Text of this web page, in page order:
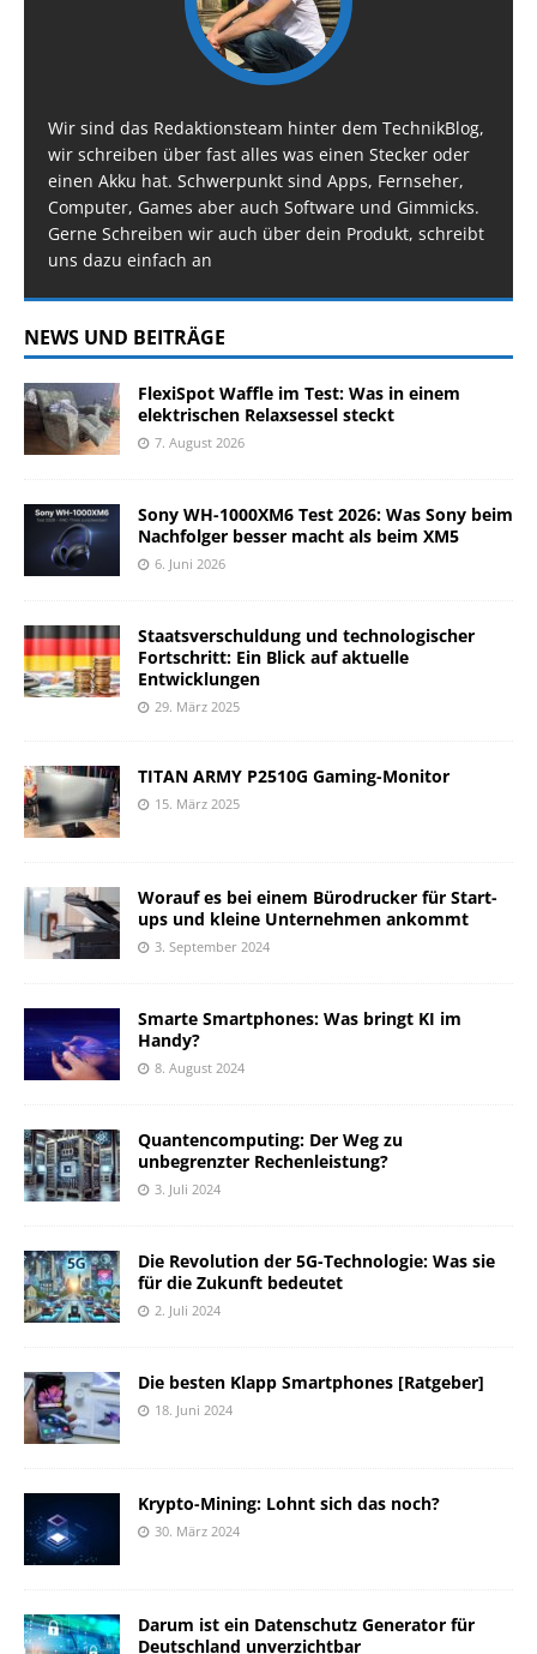
Wir sind das Redaktionsteam hinter dem TechnikBlog,
wir schreiben über fast alles was einen Stecker oder
einen Akku hat. Schwerpunkt sind Apps, Fernseher,
Computer, Games aber auch Software und Gimmicks.
Gerne Schreiben wir auch über dein Produkt, schreibt
uns dazu einfach an
NEWS UND BEITRÄGE
FlexiSpot Waffle im Test: Was in einem
elektrischen Relaxsessel steckt
7. August 2026
Sony WH-1000XM6 Test 2026: Was Sony beim
Nachfolger besser macht als beim XM5
6. Juni 2026
Staatsverschuldung und technologischer
Fortschritt: Ein Blick auf aktuelle
Entwicklungen
29. März 2025
TITAN ARMY P2510G Gaming-Monitor
15. März 2025
Worauf es bei einem Bürodrucker für Start-
ups und kleine Unternehmen ankommt
3. September 2024
Smarte Smartphones: Was bringt KI im
Handy?
8. August 2024
Quantencomputing: Der Weg zu
unbegrenzter Rechenleistung?
3. Juli 2024
Die Revolution der 5G-Technologie: Was sie
für die Zukunft bedeutet
2. Juli 2024
Die besten Klapp Smartphones [Ratgeber]
18. Juni 2024
Krypto-Mining: Lohnt sich das noch?
30. März 2024
Darum ist ein Datenschutz Generator für
Deutschland unverzichtbar